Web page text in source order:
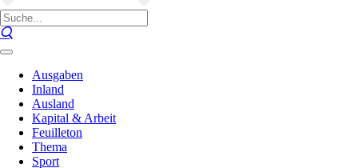
Ausgaben
Inland
Ausland
Kapital & Arbeit
Feuilleton
Thema
Sport